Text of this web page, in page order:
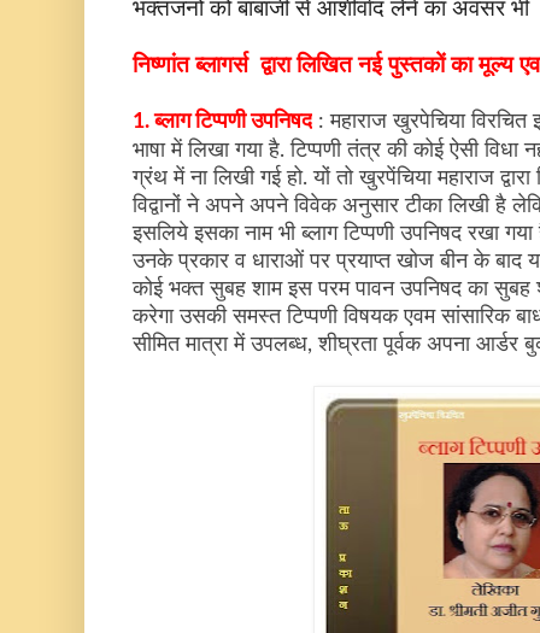
भक्तजनों को बाबाजी से आशीर्वाद लेने का अवसर
निष्णांत ब्लागर्स द्वारा लिखित नई पुस्तकों का मूल्य
1. ब्लाग टिप्पणी उपनिषद : महाराज खुरपेचिया
भाषा में लिखा गया है. टिप्पणी तंत्र की कोई ऐसी
ग्रंथ में ना लिखी गई हो. यों तो खुरपेंचिया महाराज
विद्वानों ने अपने अपने विवेक अनुसार टीका लिखी है
इसलिये इसका नाम भी ब्लाग टिप्पणी उपनिषद रखा
उनके प्रकार व धाराओं पर प्रयाप्त खोज बीन के
कोई भक्त सुबह शाम इस परम पावन उपनिषद का
करेगा उसकी समस्त टिप्पणी विषयक एवम सांसारिक
सीमित मात्रा में उपलब्ध, शीघ्रता पूर्वक अपना आर्डर